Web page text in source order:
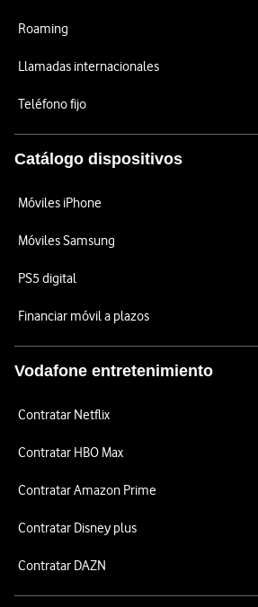
Roaming
Llamadas internacionales
Teléfono fijo
Catálogo dispositivos
Móviles iPhone
Móviles Samsung
PS5 digital
Financiar móvil a plazos
Vodafone entretenimiento
Contratar Netflix
Contratar HBO Max
Contratar Amazon Prime
Contratar Disney plus
Contratar DAZN